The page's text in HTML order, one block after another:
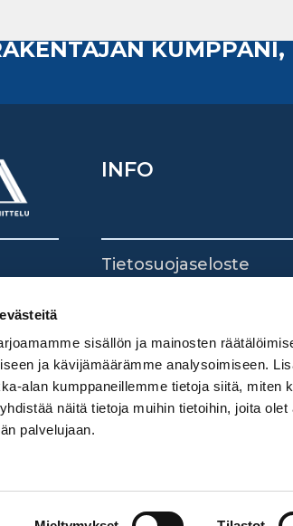
sisällön ja mainosten
ja kävijämäärämme analysoimiseen.
alan kumppaneillemme tietoja siitä, miten
näitä tietoja muihin tietoihin, joita
palvelujaan.
INFO
Tietosuojaseloste